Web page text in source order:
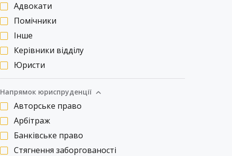
Адвокати
Помічники
Інше
Керівники відділу
Юристи
Напрямок юриспруденції
Авторське право
Арбітраж
Банківське право
Стягнення заборгованості